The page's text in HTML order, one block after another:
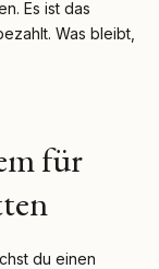
Es ist das
Was bleibt,
für
du einen